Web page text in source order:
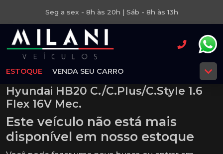
Seg a sex - 8h às 20h | Sáb - 8h às 13h
ESTOQUE VENDA SEU CARRO
Hyundai HB20 C./C.Plus/C.Style 1.6
Flex 16V Mec.
Este veículo não está mais
disponível em nosso estoque